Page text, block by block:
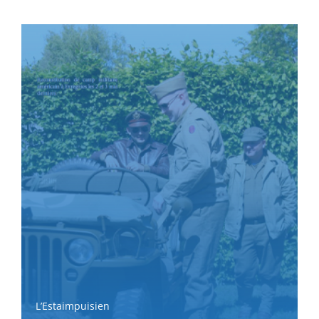
L’Estaimpuisien